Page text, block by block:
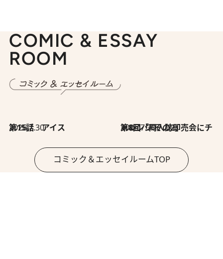
COMIC & ESSAY
ROOM
2026.7.30
第15話 アイス 2026.7.30
第8回「同人誌即売会にチャレンジ その2」
コミック＆エッセイルームTOP